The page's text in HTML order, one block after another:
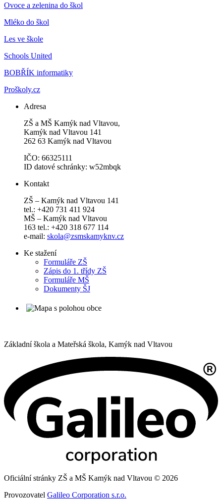
Ovoce a zelenina do škol
Mléko do škol
Les ve škole
Schools United
BOBŘÍK informatiky
Proškoly.cz
Adresa
ZŠ a MŠ Kamýk nad Vltavou,
Kamýk nad Vltavou 141
262 63 Kamýk nad Vltavou
IČO: 66325111
ID datové schránky: w52mbqk
Kontakt
ZŠ – Kamýk nad Vltavou 141
tel.: +420 731 411 924
MŠ – Kamýk nad Vltavou
163 tel.: +420 318 677 114
e-mail: skola@zsmskamyknv.cz
Ke stažení
Formuláře ZŠ
Zápis do 1. třídy ZŠ
Formuláře MŠ
Dokumenty ŠJ
Základní škola a Mateřská škola, Kamýk nad Vltavou
Oficiální stránky ZŠ a MŠ Kamýk nad Vltavou © 2026
Provozovatel Galileo Corporation s.r.o.